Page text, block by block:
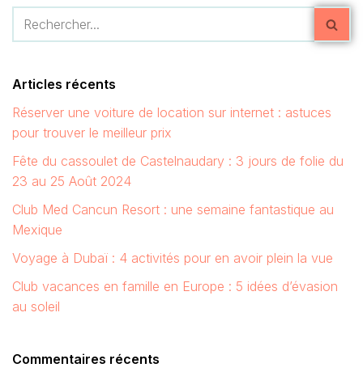
Articles récents
Réserver une voiture de location sur internet : astuces
pour trouver le meilleur prix
Fête du cassoulet de Castelnaudary : 3 jours de folie du
23 au 25 Août 2024
Club Med Cancun Resort : une semaine fantastique au
Mexique
Voyage à Dubaï : 4 activités pour en avoir plein la vue
Club vacances en famille en Europe : 5 idées d’évasion
au soleil
Commentaires récents